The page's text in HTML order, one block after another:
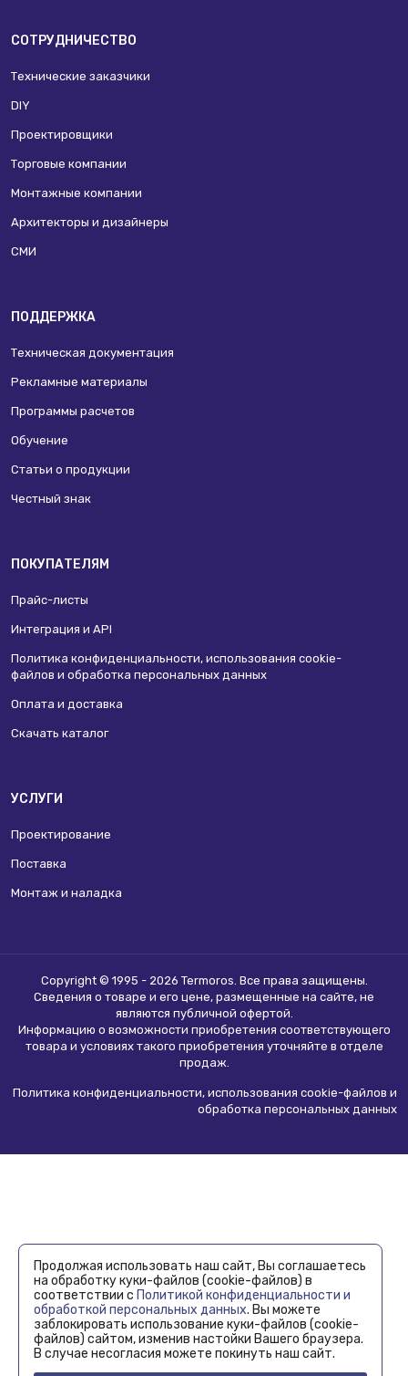
СОТРУДНИЧЕСТВО
Технические заказчики
DIY
Проектировщики
Торговые компании
Монтажные компании
Архитекторы и дизайнеры
СМИ
ПОДДЕРЖКА
Техническая документация
Рекламные материалы
Программы расчетов
Обучение
Статьи о продукции
Честный знак
ПОКУПАТЕЛЯМ
Прайс-листы
Интеграция и API
Политика конфиденциальности, использования сookie-
файлов и обработка персональных данных
Оплата и доставка
Скачать каталог
УСЛУГИ
Проектирование
Поставка
Монтаж и наладка
Copyright © 1995 - 2026 Termoros. Все права защищены.
Сведения о товаре и его цене, размещенные на сайте, не
являются публичной офертой.
Информацию о возможности приобретения соответствующего
товара и условиях такого приобретения уточняйте в отделе
продаж.
Политика конфиденциальности, использования сookie-файлов и
обработка персональных данных
Продолжая использовать наш сайт, Вы соглашаетесь
на обработку куки-файлов (cookie-файлов) в
соответствии с Политикой конфиденциальности и
обработкой персональных данных. Вы можете
заблокировать использование куки-файлов (cookie-
файлов) сайтом, изменив настойки Вашего браузера.
В случае несогласия можете покинуть наш сайт.